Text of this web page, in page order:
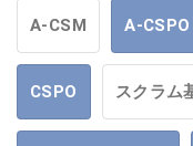
A-CSM A-CSPO
CSPO スクラム